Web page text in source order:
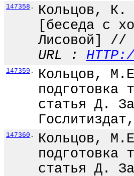
147358 .
Кольцов, К.
[беседа с
Лисовой] //
URL :
147359 .
Кольцов,
статья Д.
147360 .
Кольцов,
статья Д.